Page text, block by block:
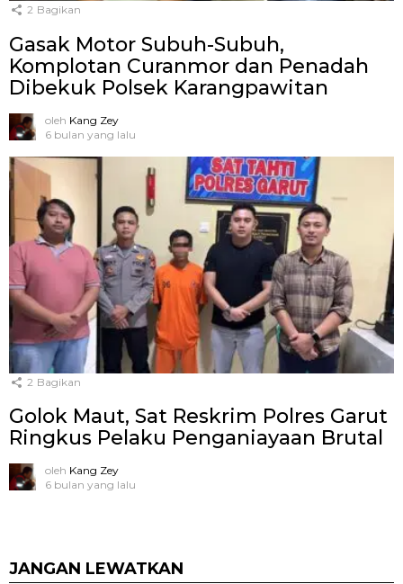
2 Bagikan
Gasak Motor Subuh-Subuh,
Komplotan Curanmor dan Penadah
Dibekuk Polsek Karangpawitan
oleh Kang Zey
6 bulan yang lalu
2 Bagikan
Golok Maut, Sat Reskrim Polres Garut
Ringkus Pelaku Penganiayaan Brutal
oleh Kang Zey
6 bulan yang lalu
JANGAN LEWATKAN